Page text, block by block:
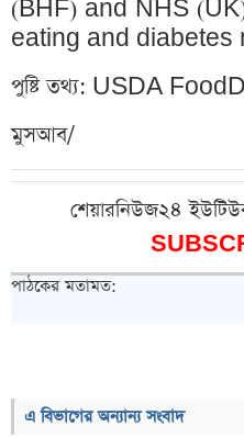
(BHF) and NHS
eating and diabetes
পুষ্টি তথ্য: USDA
মুসআব/
শেয়ারনিউজ২৪
পাঠকের মতামত:
এ বিভাগের অন্যান্য সংবাদ